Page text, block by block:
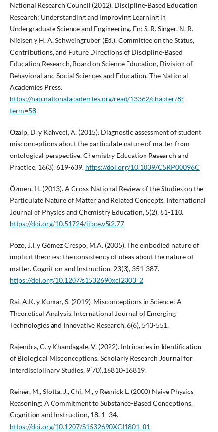
National Research Council (2012). Discipline-Based Education
Research: Understanding and Improving Learning in
Undergraduate Science and Engineering. En: S. R. Singer, N. R.
Nielsen y H. A. Schweingruber (Ed.). Committee on the Status,
Contributions, and Future Directions of Discipline-Based
Education Research, Board on Science Education, Division of
Behavioral and Social Sciences and Education. The National
Academies Press.
https://nap.nationalacademies.org/read/13362/chapter/8?
term=58
Özalp, D. y Kahveci, A. (2015). Diagnostic assessment of student
misconceptions about the particulate nature of matter from
ontological perspective. Chemistry Education Research and
Practice, 16(3), 619-639. https://doi.org/10.1039/C5RP00096C
Özmen, H. (2013). A Cross-National Review of the Studies on the
Particulate Nature of Matter and Related Concepts. International
Journal of Physics and Chemistry Education, 5(2), 81-110.
https://doi.org/10.51724/ijpce.v5i2.77
Pozo, J.I. y Gómez Crespo, M.A. (2005). The embodied nature of
implicit theories: the consistency of ideas about the nature of
matter. Cognition and Instruction, 23(3), 351-387.
https://doi.org/10.1207/s1532690xci2303_2
Rai, A.K. y Kumar, S. (2019). Misconceptions in Science: A
Theoretical Analysis. International Journal of Emerging
Technologies and Innovative Research, 6(6), 543-551.
Rajendra, C. y Khandagale, V. (2022). Intricacies in Identification
of Biological Misconceptions. Scholarly Research Journal for
Interdisciplinary Studies, 9(70),16810-16819.
Reiner, M., Slotta, J., Chi, M., y Resnick L. (2000) Naive Physics
Reasoning: A Commitment to Substance-Based Conceptions.
Cognition and Instruction, 18, 1–34.
https://doi.org/10.1207/S1532690XCI1801_01